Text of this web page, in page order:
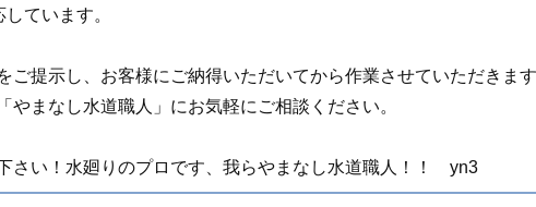
ています。
ご提示し、お客様にご納得いただいてから作業させていただきます
やまなし水道職人」にお気軽にご相談ください。
さい！水廻りのプロです、我らやまなし水道職人！！ yn3